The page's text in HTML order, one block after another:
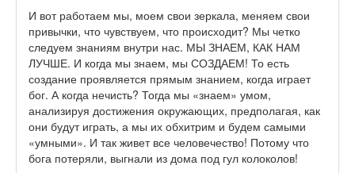
И вот работаем мы, моем свои зеркала, меняем свои
привычки, что чувствуем, что происходит? Мы четко
следуем знаниям внутри нас. МЫ ЗНАЕМ, КАК НАМ
ЛУЧШЕ. И когда мы знаем, мы СОЗДАЕМ! То есть
создание проявляется прямым знанием, когда играет
бог. А когда нечисть? Тогда мы «знаем» умом,
анализируя достижения окружающих, предполагая, как
они будут играть, а мы их обхитрим и будем самыми
«умными». И так живет все человечество! Потому что
бога потеряли, выгнали из дома под гул колоколов!